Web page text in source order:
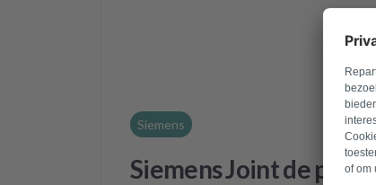
Siemens
Siemens Joint de porte